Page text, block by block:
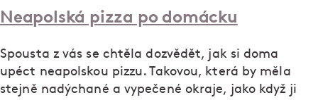
Neapolská pizza po domácku
Spousta z vás se chtěla dozvědět, jak si doma
upéct neapolskou pizzu. Takovou, která by měla
stejně nadýchané a vypečené okraje, jako když ji